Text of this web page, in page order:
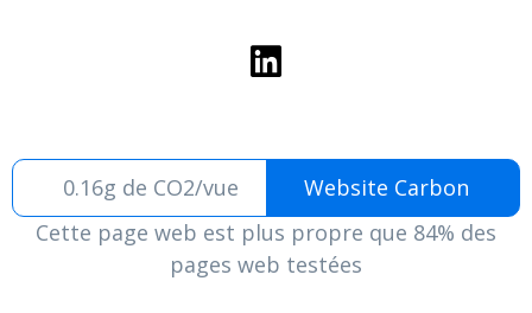
0.16g de CO2/vue
Website Carbon
Cette page web est plus propre que 84% des
pages web testées